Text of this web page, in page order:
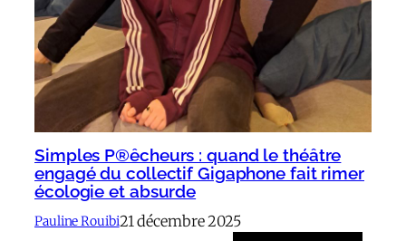
Simples P®êcheurs : quand le théâtre
engagé du collectif Gigaphone fait rimer
écologie et absurde
Pauline Rouibi21 décembre 2025